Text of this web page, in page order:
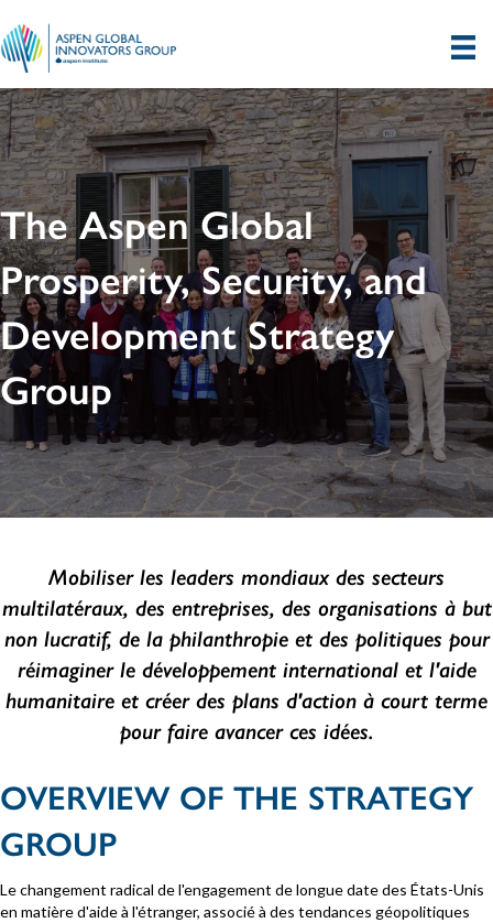
The Aspen Global
Prosperity, Security, and
Development Strategy
Group
Mobiliser les leaders mondiaux des secteurs
multilatéraux, des entreprises, des organisations à but
non lucratif, de la philanthropie et des politiques pour
réimaginer le développement international et l'aide
humanitaire et créer des plans d'action à court terme
pour faire avancer ces idées.
OVERVIEW OF THE STRATEGY
GROUP
Le changement radical de l'engagement de longue date des États-Unis
en matière d'aide à l'étranger, associé à des tendances géopolitiques